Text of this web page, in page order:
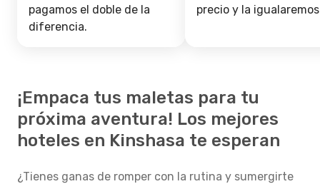
pagamos el doble de la
diferencia.
precio y la
¡Empaca tus maletas para tu
próxima aventura! Los mejores
hoteles en Kinshasa te esperan
¿Tienes ganas de romper con la rutina y sumergirte